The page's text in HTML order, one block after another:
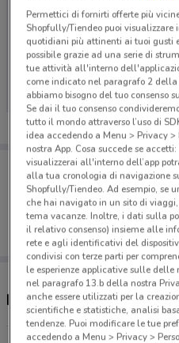
Ci dispiace, al
volantini nella tua
Porta DoveConviene
Puoi trovare le
salvarle e creare la
dal tuo cellulare.
Negozi Jouè Club a
Permettici di fornirti offerte più
Shopfully/Tiendeo puoi visualizzare
quotidiani più attinenti ai tuoi gusti
possibile grazie ad una serie di
tue attività all'interno
come indicato nel paragrafo 2 della
abbiamo bisogno del tuo consenso
Se dai il tuo consenso
tutto il mondo attraverso l’uso di
idea accedendo a Menu > Privacy
nostra App. Cosa succede se
visualizzerai all'interno dell’app
alla tua cronologia di navigazione
Shopfully/Tiendeo. Ad esempio, se
che hai navigato in un sito di
tema vacanze. Inoltre, i dati sulla
il relativo consenso) insieme alle
rete e agli identificativi del
condivisi con terze parti per
le esperienze applicative sulle
nel paragrafo 13.b della nostra
anche essere utilizzati per la
scientifiche e statistiche, analisi
tendenze. Puoi modificare le tue
accedendo a Menu > Privacy >